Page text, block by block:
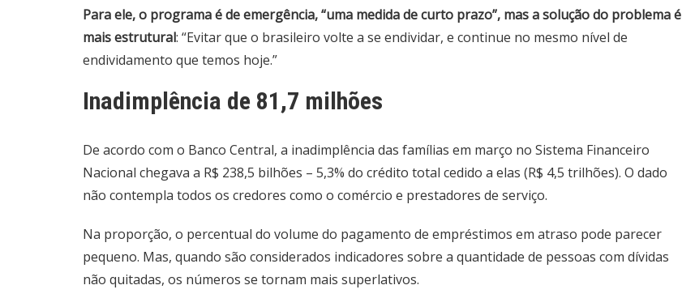
Para ele, o programa é de emergência, “uma medida de curto prazo”, mas a solução do problema é
mais estrutural: “Evitar que o brasileiro volte a se endividar, e continue no mesmo nível de
endividamento que temos hoje.”
Inadimplência de 81,7 milhões
De acordo com o Banco Central, a inadimplência das famílias em março no Sistema Financeiro
Nacional chegava a R$ 238,5 bilhões – 5,3% do crédito total cedido a elas (R$ 4,5 trilhões). O dado
não contempla todos os credores como o comércio e prestadores de serviço.
Na proporção, o percentual do volume do pagamento de empréstimos em atraso pode parecer
pequeno. Mas, quando são considerados indicadores sobre a quantidade de pessoas com dívidas
não quitadas, os números se tornam mais superlativos.